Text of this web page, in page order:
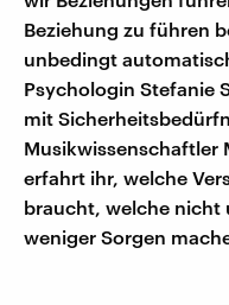
Beziehung zu führen
unbedingt
Psychologin Stefanie
mit
Musikwissenschaftler
erfahrt ihr, welche
braucht, welche nicht
weniger Sorgen